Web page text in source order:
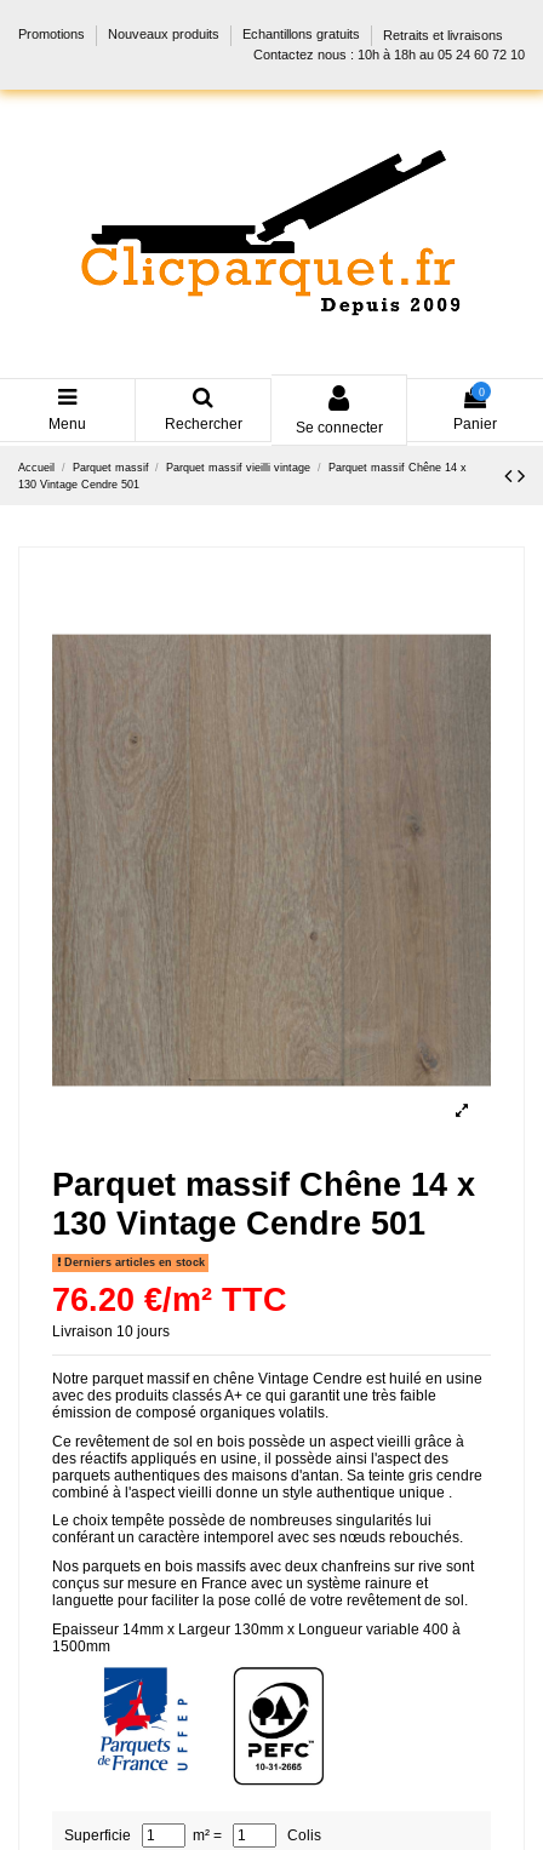
Promotions Nouveaux produits Echantillons gratuits
Retraits et livraisons
Contactez nous : 10h à 18h au 05 24 60 72 10
Menu Rechercher Se connecter
0
Panier
Accueil Parquet massif Parquet massif vieilli vintage
Parquet massif Chêne 14 x
130 Vintage Cendre 501
Parquet massif Chêne 14 x
130 Vintage Cendre 501
Derniers articles en stock
76.20 €/m² TTC
Livraison 10 jours
Notre parquet massif en chêne Vintage Cendre est huilé en usine
avec des produits classés A+ ce qui garantit une très faible
émission de composé organiques volatils.
Ce revêtement de sol en bois possède un aspect vieilli grâce à
des réactifs appliqués en usine, il possède ainsi l'aspect des
parquets authentiques des maisons d'antan. Sa teinte gris cendre
combiné à l'aspect vieilli donne un style authentique unique .
Le choix tempête possède de nombreuses singularités lui
conférant un caractère intemporel avec ses nœuds rebouchés.
Nos parquets en bois massifs avec deux chanfreins sur rive sont
conçus sur mesure en France avec un système rainure et
languette pour faciliter la pose collé de votre revêtement de sol.
Epaisseur 14mm x Largeur 130mm x Longueur variable 400 à
1500mm
Superficie m² = Colis